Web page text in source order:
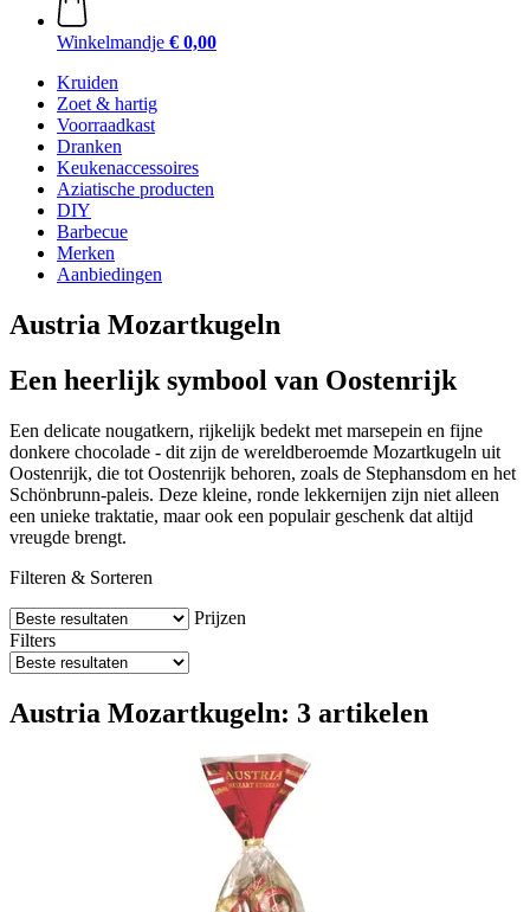
Winkelmandje € 0,00
Kruiden
Zoet & hartig
Voorraadkast
Dranken
Keukenaccessoires
Aziatische producten
DIY
Barbecue
Merken
Aanbiedingen
Austria Mozartkugeln
Een heerlijk symbool van Oostenrijk
Een delicate nougatkern, rijkelijk bedekt met marsepein en fijne
donkere chocolade - dit zijn de wereldberoemde Mozartkugeln uit
Oostenrijk, die tot Oostenrijk behoren, zoals de Stephansdom en het
Schönbrunn-paleis. Deze kleine, ronde lekkernijen zijn niet alleen
een unieke traktatie, maar ook een populair geschenk dat altijd
vreugde brengt.
Filteren & Sorteren
Prijzen
Filters
Austria Mozartkugeln: 3 artikelen